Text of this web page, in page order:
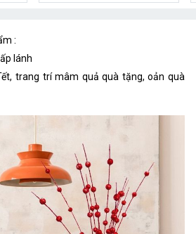
:
lánh
trang trí mâm quả quà tặng, oản quà